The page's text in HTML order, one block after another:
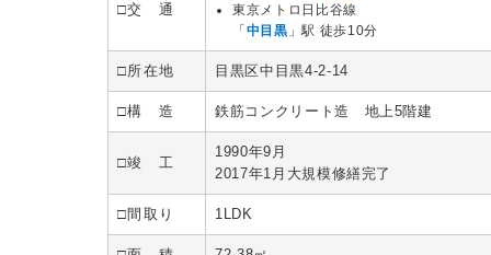
□交 通
東京メトロ日比谷線
「 中目黒 」駅 徒歩10分
□所在地 目黒区中目黒4-2-14
□構 造 鉄筋コンクリート造 地上5階建
□竣 工
1990年9月
2017年1月大規模修繕完了
□間取り 1LDK